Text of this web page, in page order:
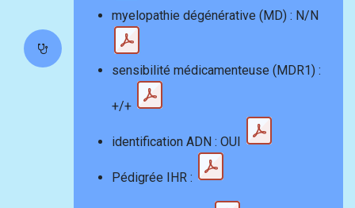
myelopathie dégénérative (MD) : N/N
sensibilité médicamenteuse (MDR1) :
+/+
identification ADN : OUI
Pédigrée IHR :